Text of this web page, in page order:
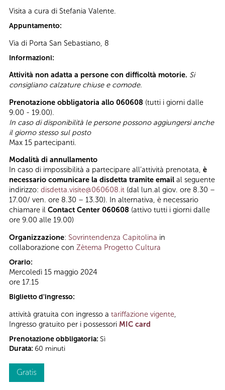
Visita a cura di Stefania Valente.
Appuntamento:
Via di Porta San Sebastiano, 8
Informazioni:
Attività non adatta a persone con difficoltà motorie. Si
consigliano calzature chiuse e comode.
Prenotazione obbligatoria allo 060608 (tutti i giorni dalle
9.00 - 19.00).
In caso di disponibilità le persone possono aggiungersi anche
il giorno stesso sul posto
Max 15 partecipanti.
Modalità di annullamento
In caso di impossibilità a partecipare all’attività prenotata, è
necessario comunicare la disdetta tramite email al seguente
indirizzo: disdetta.visite@060608.it (dal lun.al giov. ore 8.30 –
17.00/ ven. ore 8.30 – 13.30). In alternativa, è necessario
chiamare il Contact Center 060608 (attivo tutti i giorni dalle
ore 9.00 alle 19.00)
Organizzazione: Sovrintendenza Capitolina in
collaborazione con Zètema Progetto Cultura
Orario:
Mercoledì 15 maggio 2024
ore 17.15
Biglietto d'ingresso:
attività gratuita con ingresso a tariffazione vigente
Ingresso gratuito per i possessori MIC card
Prenotazione obbligatoria: Sì
Durata: 60 minuti
Gratis